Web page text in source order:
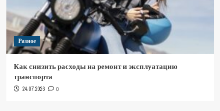
Разное
Как снизить расходы на ремонт и эксплуатацию
транспорта
24.07.2026 0